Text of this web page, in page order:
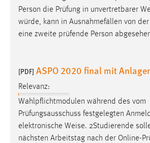
Person die Prüfung in unvertretbarer
würde, kann in Ausnahmefällen von
eine zweite prüfende Person
[PDF] ASPO 2020 final mit
Relevanz:
Wahlpflichtmodulen während des vom
Prüfungsausschuss festgelegten
elektronische Weise. 2Studierende
nächsten Arbeitstag nach der Online-